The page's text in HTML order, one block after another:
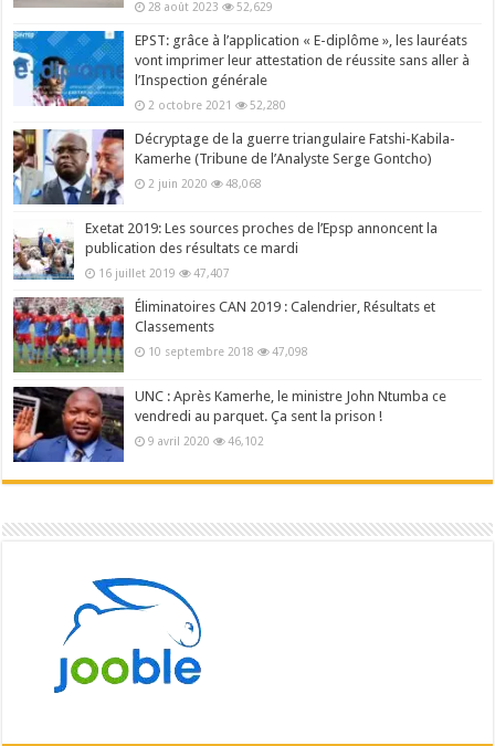
28 août 2023 52,629
EPST: grâce à l’application « E-diplôme », les lauréats
vont imprimer leur attestation de réussite sans aller à
l’Inspection générale
2 octobre 2021 52,280
Décryptage de la guerre triangulaire Fatshi-Kabila-
Kamerhe (Tribune de l’Analyste Serge Gontcho)
2 juin 2020 48,068
Exetat 2019: Les sources proches de l’Epsp annoncent la
publication des résultats ce mardi
16 juillet 2019 47,407
Éliminatoires CAN 2019 : Calendrier, Résultats et
Classements
10 septembre 2018 47,098
UNC : Après Kamerhe, le ministre John Ntumba ce
vendredi au parquet. Ça sent la prison !
9 avril 2020 46,102